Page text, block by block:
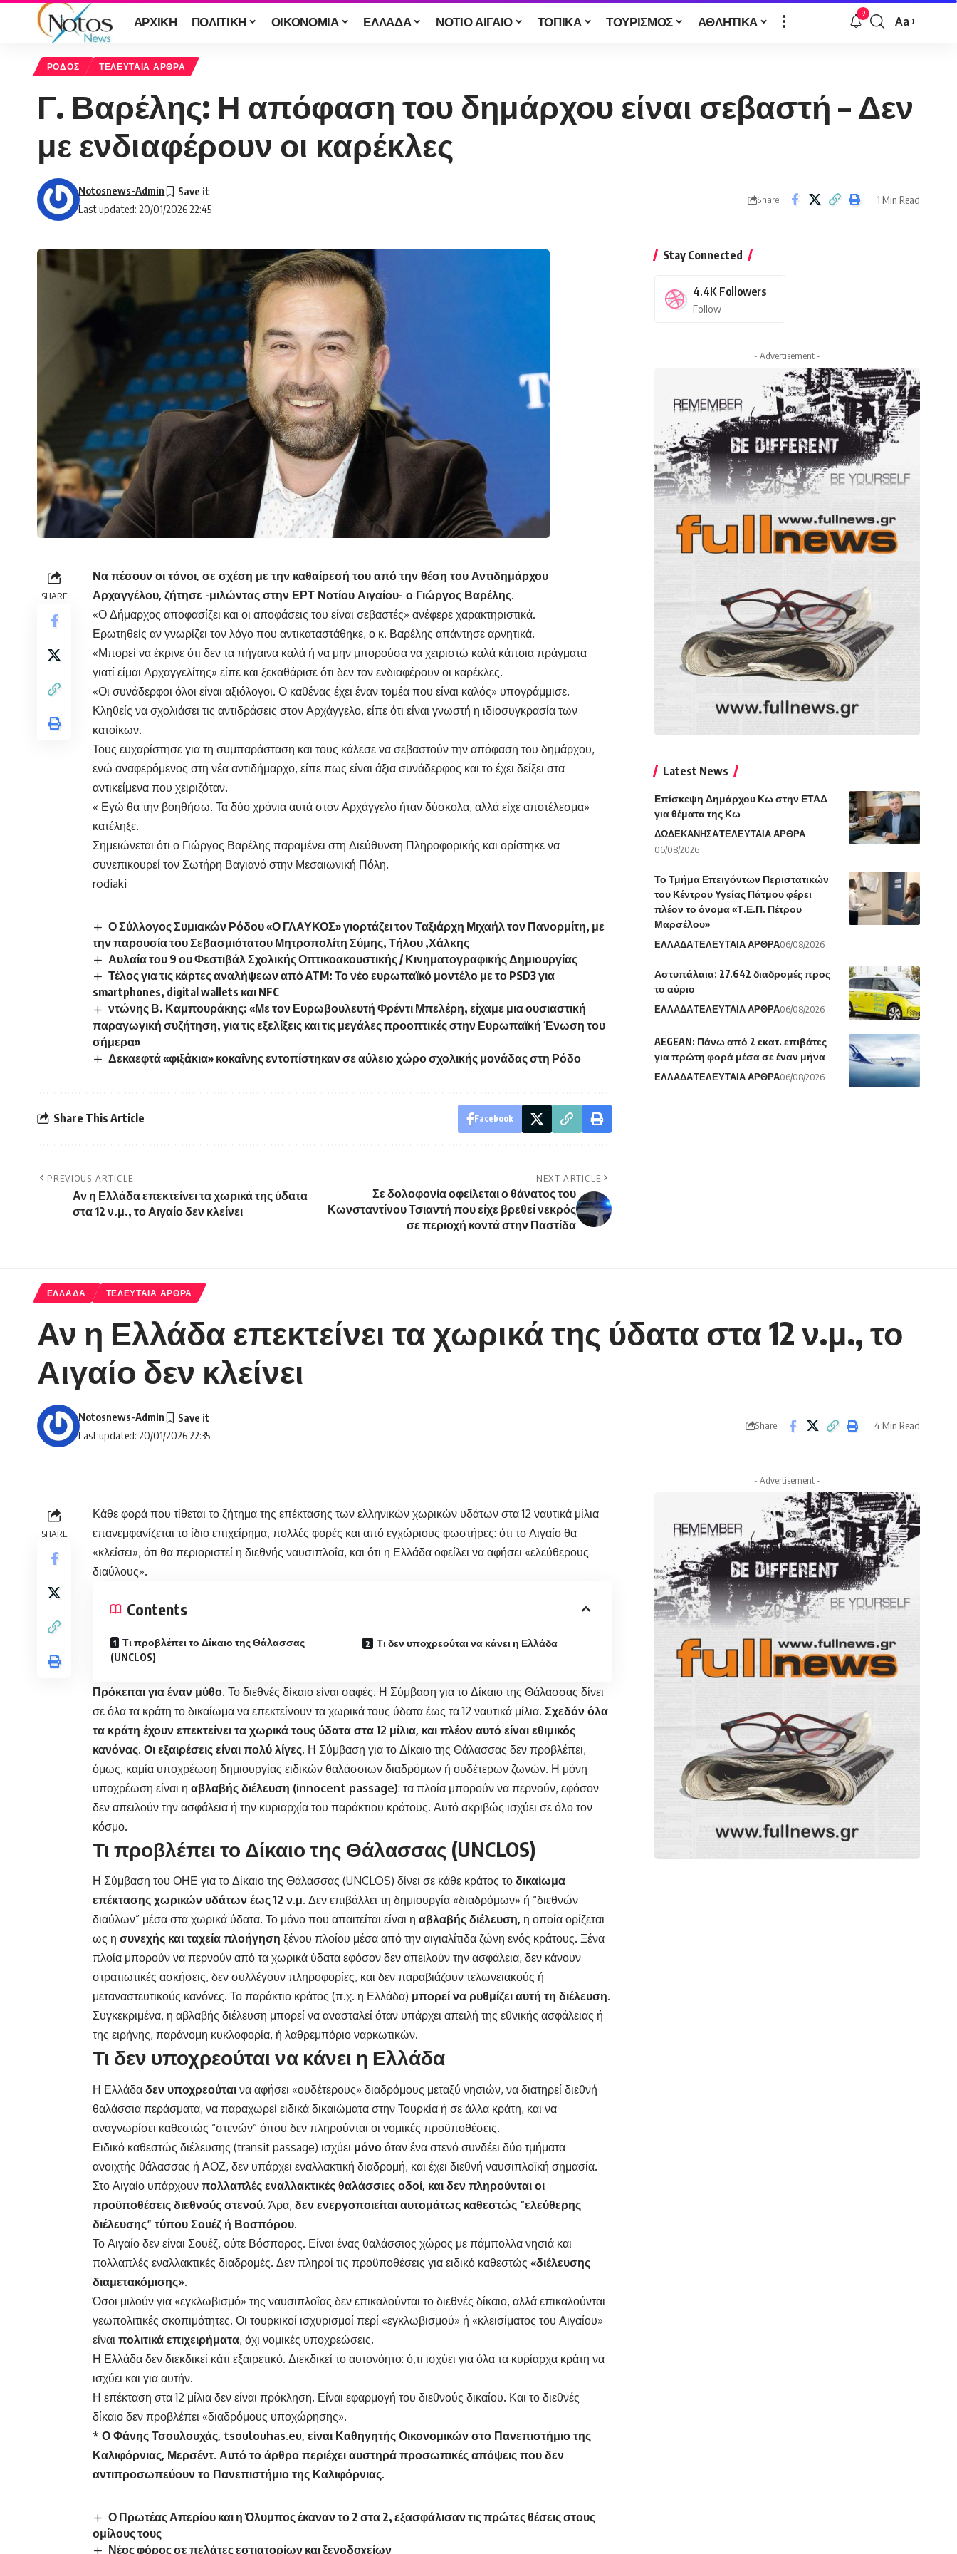
ΑΡΧΙΚΗ ΠΟΛΙΤΙΚΗ ΟΙΚΟΝΟΜΙΑ ΕΛΛΑΔΑ ΝΟΤΙΟ ΑΙΓΑΙΟ ΤΟΠΙΚΑ ΤΟΥΡΙΣΜΟΣ ΑΘΛΗΤΙΚΑ 9
Font
Aa
ΡΟΔΟΣ ΤΕΛΕΥΤΑΙΑ ΑΡΘΡΑ
Γ. Βαρέλης: Η απόφαση του δημάρχου είναι σεβαστή – Δεν
με ενδιαφέρουν οι καρέκλες
Last updated: 20/01/2026 22:45
Notosnews-Admin
Share 1 Min Read
SHARE
Να πέσουν οι τόνοι, σε σχέση με την καθαίρεσή του από την θέση του Αντιδημάρχου
Αρχαγγέλου, ζήτησε -μιλώντας στην ΕΡΤ Νοτίου Αιγαίου- ο Γιώργος Βαρέλης.
«Ο Δήμαρχος αποφασίζει και οι αποφάσεις του είναι σεβαστές» ανέφερε χαρακτηριστικά.
Ερωτηθείς αν γνωρίζει τον λόγο που αντικαταστάθηκε, ο κ. Βαρέλης απάντησε αρνητικά.
«Μπορεί να έκρινε ότι δεν τα πήγαινα καλά ή να μην μπορούσα να χειριστώ καλά κάποια πράγματα
γιατί είμαι Αρχαγγελίτης» είπε και ξεκαθάρισε ότι δεν τον ενδιαφέρουν οι καρέκλες.
«Οι συνάδερφοι όλοι είναι αξιόλογοι. Ο καθένας έχει έναν τομέα που είναι καλός» υπογράμμισε.
Κληθείς να σχολιάσει τις αντιδράσεις στον Αρχάγγελο, είπε ότι είναι γνωστή η ιδιοσυγκρασία των
κατοίκων.
Τους ευχαρίστησε για τη συμπαράσταση και τους κάλεσε να σεβαστούν την απόφαση του δημάρχου,
ενώ αναφερόμενος στη νέα αντιδήμαρχο, είπε πως είναι άξια συνάδερφος και το έχει δείξει στα
αντικείμενα που χειριζόταν.
« Εγώ θα την βοηθήσω. Τα δύο χρόνια αυτά στον Αρχάγγελο ήταν δύσκολα, αλλά είχε αποτέλεσμα»
κατέληξε.
Σημειώνεται ότι ο Γιώργος Βαρέλης παραμένει στη Διεύθυνση Πληροφορικής και ορίστηκε να
συνεπικουρεί τον Σωτήρη Βαγιανό στην Μεσαιωνική Πόλη.
rodiaki
Ο Σύλλογος Συμιακών Ρόδου «Ο ΓΛΑΥΚΟΣ» γιορτάζει τον Ταξιάρχη Μιχαήλ τον Πανορμίτη, με
την παρουσία του Σεβασμιότατου Μητροπολίτη Σύμης, Τήλου ,Χάλκης
Αυλαία του 9 ου Φεστιβάλ Σχολικής Οπτικοακουστικής / Κινηματογραφικής Δημιουργίας
Τέλος για τις κάρτες αναλήψεων από ATM: Το νέο ευρωπαϊκό μοντέλο με το PSD3 για
smartphones, digital wallets και NFC
ντώνης Β. Καμπουράκης: «Με τον Ευρωβουλευτή Φρέντι Μπελέρη, είχαμε μια ουσιαστική
παραγωγική συζήτηση, για τις εξελίξεις και τις μεγάλες προοπτικές στην Ευρωπαϊκή Ένωση του
σήμερα»
Δεκαεφτά «φιξάκια» κοκαΐνης εντοπίστηκαν σε αύλειο χώρο σχολικής μονάδας στη Ρόδο
Share This Article Facebook
PREVIOUS ARTICLE
Αν η Ελλάδα επεκτείνει τα χωρικά της ύδατα
στα 12 ν.μ., το Αιγαίο δεν κλείνει
NEXT ARTICLE
Σε δολοφονία οφείλεται ο θάνατος του
Κωνσταντίνου Τσιαντή που είχε βρεθεί νεκρός
σε περιοχή κοντά στην Παστίδα
Stay Connected
4.4K Followers
Follow
- Advertisement -
Latest News
Επίσκεψη Δημάρχου Κω στην ΕΤΑΔ
για θέματα της Κω
ΔΩΔΕΚΑΝΗΣΑΤΕΛΕΥΤΑΙΑ ΑΡΘΡΑ
06/08/2026
Το Τμήμα Επειγόντων Περιστατικών
του Κέντρου Υγείας Πάτμου φέρει
πλέον το όνομα «Τ.Ε.Π. Πέτρου
Μαρσέλου»
ΕΛΛΑΔΑΤΕΛΕΥΤΑΙΑ ΑΡΘΡΑ06/08/2026
Αστυπάλαια: 27.642 διαδρομές προς
το αύριο
ΕΛΛΑΔΑΤΕΛΕΥΤΑΙΑ ΑΡΘΡΑ06/08/2026
AEGEAN: Πάνω από 2 εκατ. επιβάτες
για πρώτη φορά μέσα σε έναν μήνα
ΕΛΛΑΔΑΤΕΛΕΥΤΑΙΑ ΑΡΘΡΑ06/08/2026
ΕΛΛΑΔΑ ΤΕΛΕΥΤΑΙΑ ΑΡΘΡΑ
Αν η Ελλάδα επεκτείνει τα χωρικά της ύδατα στα 12 ν.μ., το
Αιγαίο δεν κλείνει
Last updated: 20/01/2026 22:35
Notosnews-Admin
Share 4 Min Read
SHARE
Κάθε φορά που τίθεται το ζήτημα της επέκτασης των ελληνικών χωρικών υδάτων στα 12 ναυτικά μίλια
επανεμφανίζεται το ίδιο επιχείρημα, πολλές φορές και από εγχώριους φωστήρες: ότι το Αιγαίο θα
«κλείσει», ότι θα περιοριστεί η διεθνής ναυσιπλοΐα, και ότι η Ελλάδα οφείλει να αφήσει «ελεύθερους
διαύλους».
Contents
Τι προβλέπει το Δίκαιο της Θάλασσας
(UNCLOS)
Τι δεν υποχρεούται να κάνει η Ελλάδα
Πρόκειται για έναν μύθο. Το διεθνές δίκαιο είναι σαφές. Η Σύμβαση για το Δίκαιο της Θάλασσας δίνει
σε όλα τα κράτη το δικαίωμα να επεκτείνουν τα χωρικά τους ύδατα έως τα 12 ναυτικά μίλια. Σχεδόν όλα
τα κράτη έχουν επεκτείνει τα χωρικά τους ύδατα στα 12 μίλια, και πλέον αυτό είναι εθιμικός
κανόνας. Οι εξαιρέσεις είναι πολύ λίγες. Η Σύμβαση για το Δίκαιο της Θάλασσας δεν προβλέπει,
όμως, καμία υποχρέωση δημιουργίας ειδικών θαλάσσιων διαδρόμων ή ουδέτερων ζωνών. Η μόνη
υποχρέωση είναι η αβλαβής διέλευση (innocent passage): τα πλοία μπορούν να περνούν, εφόσον
δεν απειλούν την ασφάλεια ή την κυριαρχία του παράκτιου κράτους. Αυτό ακριβώς ισχύει σε όλο τον
κόσμο.
Τι προβλέπει το Δίκαιο της Θάλασσας (UNCLOS)
Η Σύμβαση του ΟΗΕ για το Δίκαιο της Θάλασσας (UNCLOS) δίνει σε κάθε κράτος το δικαίωμα
επέκτασης χωρικών υδάτων έως 12 ν.μ. Δεν επιβάλλει τη δημιουργία «διαδρόμων» ή “διεθνών
διαύλων” μέσα στα χωρικά ύδατα. Το μόνο που απαιτείται είναι η αβλαβής διέλευση, η οποία ορίζεται
ως η συνεχής και ταχεία πλοήγηση ξένου πλοίου μέσα από την αιγιαλίτιδα ζώνη ενός κράτους. Ξένα
πλοία μπορούν να περνούν από τα χωρικά ύδατα εφόσον δεν απειλούν την ασφάλεια, δεν κάνουν
στρατιωτικές ασκήσεις, δεν συλλέγουν πληροφορίες, και δεν παραβιάζουν τελωνειακούς ή
μεταναστευτικούς κανόνες. Το παράκτιο κράτος (π.χ. η Ελλάδα) μπορεί να ρυθμίζει αυτή τη διέλευση.
Συγκεκριμένα, η αβλαβής διέλευση μπορεί να ανασταλεί όταν υπάρχει απειλή της εθνικής ασφάλειας ή
της ειρήνης, παράνομη κυκλοφορία, ή λαθρεμπόριο ναρκωτικών.
Τι δεν υποχρεούται να κάνει η Ελλάδα
Η Ελλάδα δεν υποχρεούται να αφήσει «ουδέτερους» διαδρόμους μεταξύ νησιών, να διατηρεί διεθνή
θαλάσσια περάσματα, να παραχωρεί ειδικά δικαιώματα στην Τουρκία ή σε άλλα κράτη, και να
αναγνωρίσει καθεστώς “στενών” όπου δεν πληρούνται οι νομικές προϋποθέσεις.
Ειδικό καθεστώς διέλευσης (transit passage) ισχύει μόνο όταν ένα στενό συνδέει δύο τμήματα
ανοιχτής θάλασσας ή ΑΟΖ, δεν υπάρχει εναλλακτική διαδρομή, και έχει διεθνή ναυσιπλοϊκή σημασία.
Στο Αιγαίο υπάρχουν πολλαπλές εναλλακτικές θαλάσσιες οδοί, και δεν πληρούνται οι
προϋποθέσεις διεθνούς στενού. Άρα, δεν ενεργοποιείται αυτομάτως καθεστώς “ελεύθερης
διέλευσης” τύπου Σουέζ ή Βοσπόρου.
Το Αιγαίο δεν είναι Σουέζ, ούτε Βόσπορος. Είναι ένας θαλάσσιος χώρος με πάμπολλα νησιά και
πολλαπλές εναλλακτικές διαδρομές. Δεν πληροί τις προϋποθέσεις για ειδικό καθεστώς «διέλευσης
διαμετακόμισης».
Όσοι μιλούν για «εγκλωβισμό» της ναυσιπλοΐας δεν επικαλούνται το διεθνές δίκαιο, αλλά επικαλούνται
γεωπολιτικές σκοπιμότητες. Οι τουρκικοί ισχυρισμοί περί «εγκλωβισμού» ή «κλεισίματος του Αιγαίου»
είναι πολιτικά επιχειρήματα, όχι νομικές υποχρεώσεις.
Η Ελλάδα δεν διεκδικεί κάτι εξαιρετικό. Διεκδικεί το αυτονόητο: ό,τι ισχύει για όλα τα κυρίαρχα κράτη να
ισχύει και για αυτήν.
Η επέκταση στα 12 μίλια δεν είναι πρόκληση. Είναι εφαρμογή του διεθνούς δικαίου. Και το διεθνές
δίκαιο δεν προβλέπει «διαδρόμους υποχώρησης».
* Ο Φάνης Τσουλουχάς, tsoulouhas.eu, είναι Καθηγητής Οικονομικών στο Πανεπιστήμιο της
Καλιφόρνιας, Μερσέντ. Αυτό το άρθρο περιέχει αυστηρά προσωπικές απόψεις που δεν
αντιπροσωπεύουν το Πανεπιστήμιο της Καλιφόρνιας.
Ο Πρωτέας Απερίου και η Όλυμπος έκαναν το 2 στα 2, εξασφάλισαν τις πρώτες θέσεις στους
ομίλους τους
Νέος φόρος σε πελάτες εστιατορίων και ξενοδοχείων
- Advertisement -